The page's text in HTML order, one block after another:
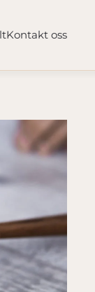
Kontakt oss